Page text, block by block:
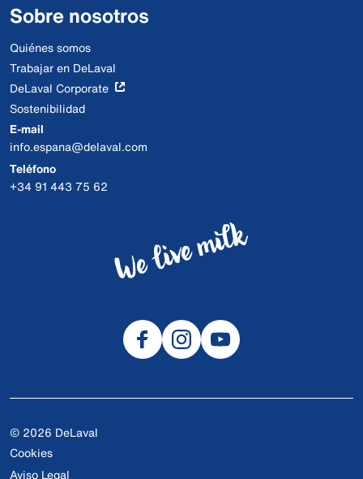
Sobre nosotros
Quiénes somos
Trabajar en DeLaval
DeLaval Corporate
Sostenibilidad
E-mail
info.espana@delaval.com
Teléfono
+34 91 443 75 62
© 2026 DeLaval
Cookies
Aviso Legal